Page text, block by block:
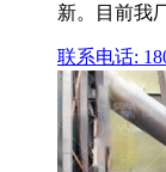
新。目前我
联系电话: